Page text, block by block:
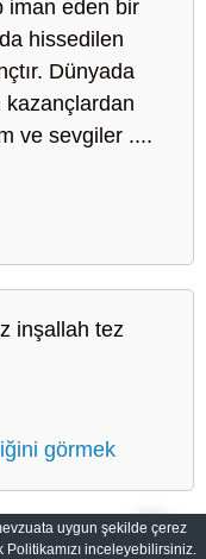
iman eden bir
hissedilen
Dünyada
ve sevgiler ....
inşallah tez
görmek
Gizlilik Politikası
uygun şekilde çerez
Politikamızı inceleyebilirsiniz.